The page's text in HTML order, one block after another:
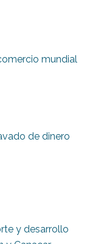
mundial
de dinero
y desarrollo